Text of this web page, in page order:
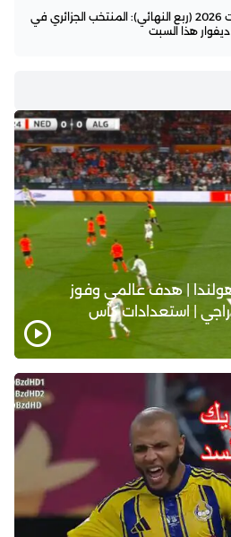
كأس أمم إفريقيا للسيدات 2026 (ربع النهائي): المنتخب الجزائري في
هذا السبت
| هدف عالمي وفوز
| استعدادات كأس